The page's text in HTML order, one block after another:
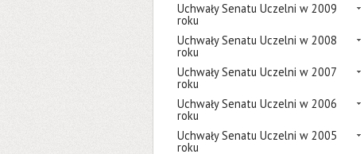
Uchwały Senatu Uczelni w 2009
roku
Uchwały Senatu Uczelni w 2008
roku
Uchwały Senatu Uczelni w 2007
roku
Uchwały Senatu Uczelni w 2006
roku
Uchwały Senatu Uczelni w 2005
roku